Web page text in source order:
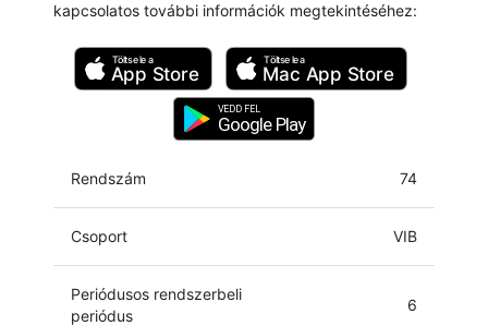
kapcsolatos további információk megtekintéséhez:
Töltse le a
App Store
Töltse le a
Mac App Store
VEDD FEL
Google Play
Rendszám 74
Csoport VIB
Periódusos rendszerbeli
periódus
6